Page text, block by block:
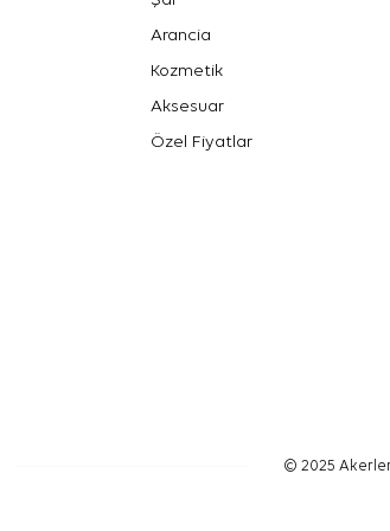
Arancia
Kozmetik
Aksesuar
Özel Fiyatlar
© 2025 Akerler